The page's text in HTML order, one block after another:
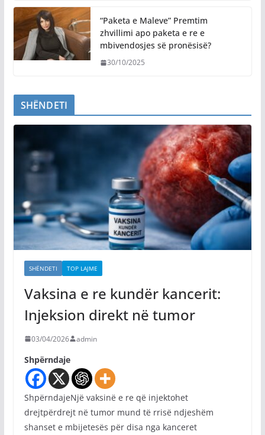
“Paketa e Maleve” Premtim
zhvillimi apo paketa e re e
mbivendosjes së pronësisë?
30/10/2025
SHËNDETI
SHËNDETI TOP LAJME
Vaksina e re kundër kancerit:
Injeksion direkt në tumor
03/04/2026 admin
Shpërndaje
ShpërndajeNjë vaksinë e re që injektohet
drejtpërdrejt në tumor mund të rrisë ndjeshëm
shanset e mbijetesës për disa nga kanceret